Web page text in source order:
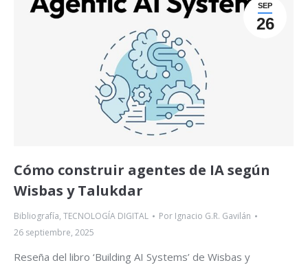
SEP
26
Cómo construir agentes de IA según
Wisbas y Talukdar
Bibliografía, TECNOLOGÍA DIGITAL Por Ignacio G.R. Gavilán
26 septiembre, 2025
Reseña del libro ‘Building AI Systems’ de Wisbas y